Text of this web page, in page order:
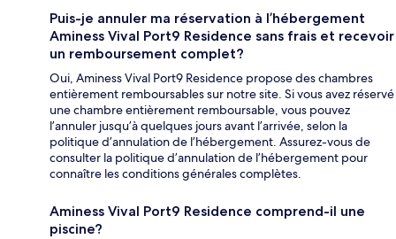
Puis-je annuler ma réservation à l’hébergement
Aminess Vival Port9 Residence sans frais et recevoir
un remboursement complet?
Oui, Aminess Vival Port9 Residence propose des chambres
entièrement remboursables sur notre site. Si vous avez réservé
une chambre entièrement remboursable, vous pouvez
l’annuler jusqu’à quelques jours avant l’arrivée, selon la
politique d’annulation de l’hébergement. Assurez-vous de
consulter la politique d’annulation de l’hébergement pour
connaître les conditions générales complètes.
Aminess Vival Port9 Residence comprend-il une
piscine?